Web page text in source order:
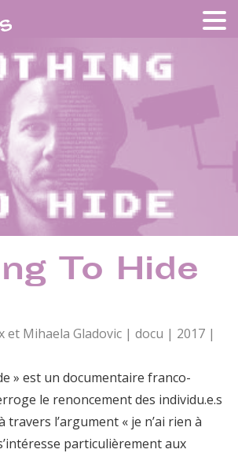
To Hide
et Mihaela Gladovic | docu | 2017 |
» est un documentaire franco-
le renoncement des individu.e.s
travers l’argument « je n’ai rien à
particulièrement aux